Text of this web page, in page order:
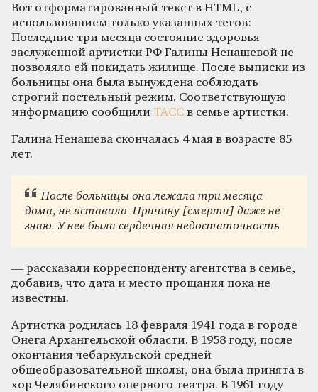
Вот отформатированный текст в HTML, с
использованием только указанных тегов:
Последние три месяца состояние здоровья
заслуженной артистки РФ Галины Ненашевой не
позволяло ей покидать жилище. После выписки из
больницы она была вынуждена соблюдать
строгий постельный режим. Соответствующую
информацию сообщили ТАСС в семье артистки.
Галина Ненашева скончалась 4 мая в возрасте 85
лет.
После больницы она лежала три месяца
дома, не вставала. Причину [смерти] даже не
знаю. У нее была сердечная недостаточность
— рассказали корреспонденту агентства в семье,
добавив, что дата и место прощания пока не
известны.
Артистка родилась 18 февраля 1941 года в городе
Онега Архангельской области. В 1958 году, после
окончания чебаркульской средней
общеобразовательной школы, она была принята в
хор Челябинского оперного театра. В 1961 году